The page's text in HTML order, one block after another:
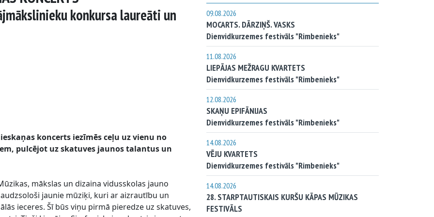
konkursa laureāti un
koncerts iezīmēs ceļu uz vienu no
pulcējot uz skatuves jaunos talantus un
mākslas un dizaina vidusskolas jauno
jaunie mūziķi, kuri ar aizrautību un
ieceres. Šī būs viņu pirmā pieredze uz skatuves,
09.08.2026
MOCARTS. DĀRZIŅŠ. VASKS
Dienvidkurzemes festivāls "Rimbenieks"
11.08.2026
LIEPĀJAS MEŽRAGU KVARTETS
Dienvidkurzemes festivāls "Rimbenieks"
12.08.2026
SKAŅU EPIFĀNIJAS
Dienvidkurzemes festivāls "Rimbenieks"
14.08.2026
VĒJU KVARTETS
Dienvidkurzemes festivāls "Rimbenieks"
14.08.2026
28. STARPTAUTISKAIS KURŠU KĀPAS MŪZIKAS
FESTIVĀLS